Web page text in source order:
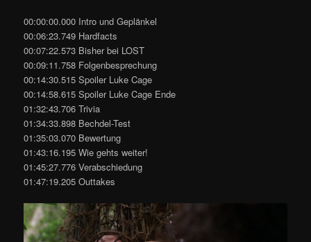
00:00:00.000 Intro und Geplänkel
00:06:23.749 Hardfacts
00:07:22.573 Bisher bei LOST
00:09:11.758 Folgenbesprechung
00:14:30.515 Spoiler Luke Cage
00:14:58.615 Spoiler Luke Cage Ende
01:32:43.706 Trivia
01:34:33.898 Bechdel-Test
01:35:03.070 Bewertung
01:43:16.195 Wie gehts weiter!
01:45:27.776 Verabschiedung
01:47:19.205 Outtakes